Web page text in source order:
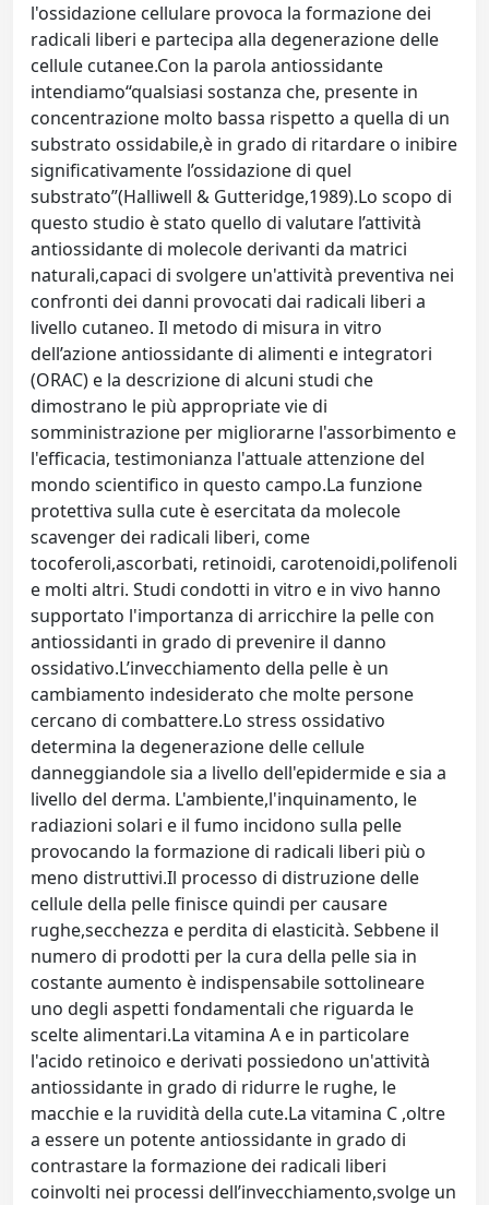
l'ossidazione cellulare provoca la formazione dei
radicali liberi e partecipa alla degenerazione delle
cellule cutanee.Con la parola antiossidante
intendiamo“qualsiasi sostanza che, presente in
concentrazione molto bassa rispetto a quella di un
substrato ossidabile,è in grado di ritardare o inibire
significativamente l’ossidazione di quel
substrato”(Halliwell & Gutteridge,1989).Lo scopo di
questo studio è stato quello di valutare l’attività
antiossidante di molecole derivanti da matrici
naturali,capaci di svolgere un'attività preventiva nei
confronti dei danni provocati dai radicali liberi a
livello cutaneo. Il metodo di misura in vitro
dell’azione antiossidante di alimenti e integratori
(ORAC) e la descrizione di alcuni studi che
dimostrano le più appropriate vie di
somministrazione per migliorarne l'assorbimento e
l'efficacia, testimonianza l'attuale attenzione del
mondo scientifico in questo campo.La funzione
protettiva sulla cute è esercitata da molecole
scavenger dei radicali liberi, come
tocoferoli,ascorbati, retinoidi, carotenoidi,polifenoli
e molti altri. Studi condotti in vitro e in vivo hanno
supportato l'importanza di arricchire la pelle con
antiossidanti in grado di prevenire il danno
ossidativo.L’invecchiamento della pelle è un
cambiamento indesiderato che molte persone
cercano di combattere.Lo stress ossidativo
determina la degenerazione delle cellule
danneggiandole sia a livello dell'epidermide e sia a
livello del derma. L'ambiente,l'inquinamento, le
radiazioni solari e il fumo incidono sulla pelle
provocando la formazione di radicali liberi più o
meno distruttivi.Il processo di distruzione delle
cellule della pelle finisce quindi per causare
rughe,secchezza e perdita di elasticità. Sebbene il
numero di prodotti per la cura della pelle sia in
costante aumento è indispensabile sottolineare
uno degli aspetti fondamentali che riguarda le
scelte alimentari.La vitamina A e in particolare
l'acido retinoico e derivati possiedono un'attività
antiossidante in grado di ridurre le rughe, le
macchie e la ruvidità della cute.La vitamina C ,oltre
a essere un potente antiossidante in grado di
contrastare la formazione dei radicali liberi
coinvolti nei processi dell’invecchiamento,svolge un